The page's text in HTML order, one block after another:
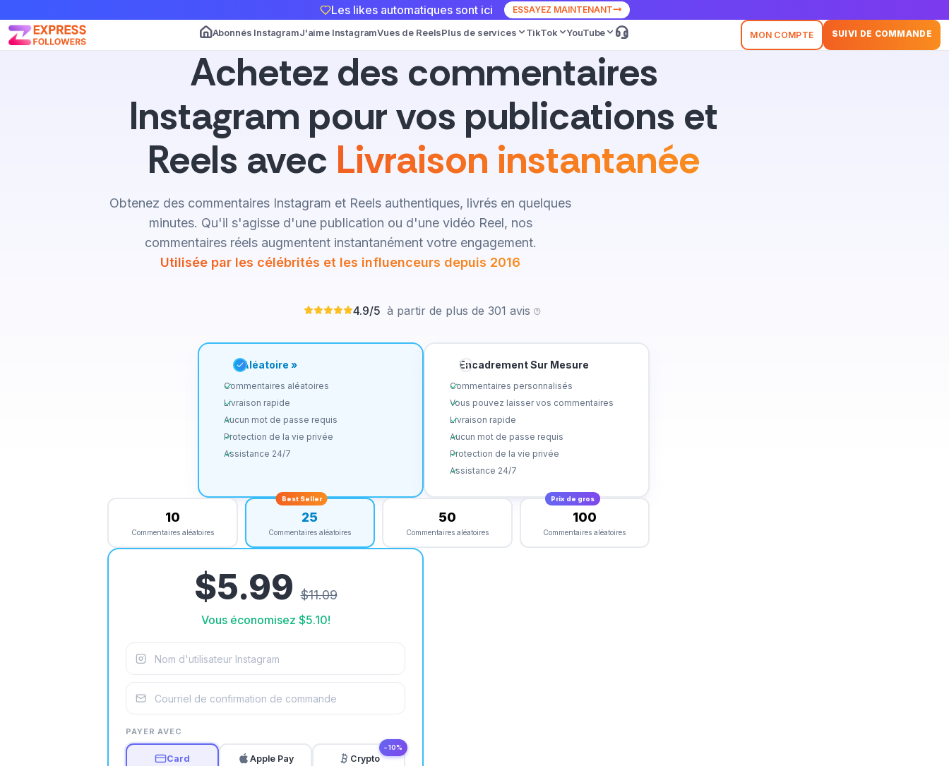
Les likes automatiques sont ici ESSAYEZ MAINTENANT
Abonnés InstagramJ'aime InstagramVues de ReelsPlus de services TikTok YouTube MON COMPTE SUIVI DE COMMANDE
Achetez des commentaires
Instagram pour vos publications et
Reels avec Livraison instantanée
Obtenez des commentaires Instagram et Reels authentiques, livrés en quelques
minutes. Qu'il s'agisse d'une publication ou d'une vidéo Reel, nos
commentaires réels augmentent instantanément votre engagement.
Utilisée par les célébrités et les influenceurs depuis 2016
4.9/5 à partir de plus de 301 avis
« Aléatoire »
Commentaires aléatoires
Livraison rapide
Aucun mot de passe requis
Protection de la vie privée
Assistance 24/7
Encadrement Sur Mesure
Commentaires personnalisés
Vous pouvez laisser vos commentaires
Livraison rapide
Aucun mot de passe requis
Protection de la vie privée
Assistance 24/7
10
Commentaires aléatoires
Best Seller
25
Commentaires aléatoires
50
Commentaires aléatoires
Prix ​​de gros
100
Commentaires aléatoires
$5.99 $11.09
Vous économisez $5.10!
PAYER AVEC
Card Apple Pay Crypto
−10%